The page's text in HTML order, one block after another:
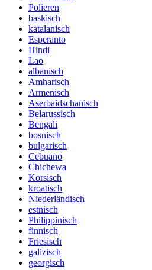
Polieren
baskisch
katalanisch
Esperanto
Hindi
Lao
albanisch
Amharisch
Armenisch
Aserbaidschanisch
Belarussisch
Bengali
bosnisch
bulgarisch
Cebuano
Chichewa
Korsisch
kroatisch
Niederländisch
estnisch
Philippinisch
finnisch
Friesisch
galizisch
georgisch